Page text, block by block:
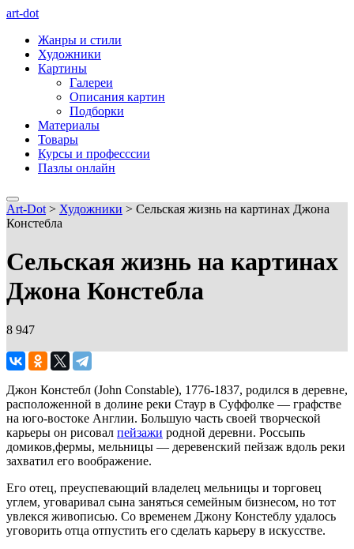
art-dot
Жанры и стили
Художники
Картины
Галереи
Описания картин
Подборки
Материалы
Товары
Курсы и професссии
Пазлы онлайн
Art-Dot > Художники > Сельская жизнь на картинах Джона
Констебла
Сельская жизнь на картинах
Джона Констебла
8 947
Джон Констебл (John Constable), 1776-1837, родился в деревне,
расположенной в долине реки Стаур в Суффолке — графстве
на юго-востоке Англии. Большую часть своей творческой
карьеры он рисовал пейзажи родной деревни. Россыпь
домиков,фермы, мельницы — деревенский пейзаж вдоль реки
захватил его воображение.
Его отец, преуспевающий владелец мельницы и торговец
углем, уговаривал сына заняться семейным бизнесом, но тот
увлекся живописью. Со временем Джону Констеблу удалось
уговорить отца отпустить его сделать карьеру в искусстве.